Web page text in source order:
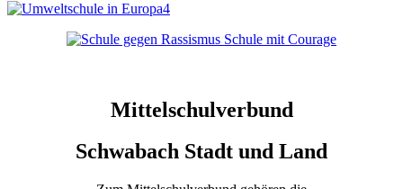
Mittelschulverbund
Schwabach Stadt und Land